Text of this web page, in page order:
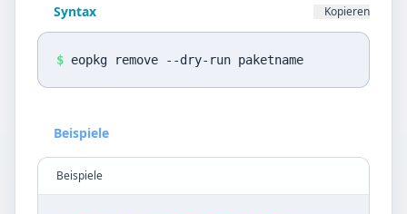
DE EN
Syntax Kopieren
$ eopkg remove --dry-run paketname
Beispiele
Beispiele